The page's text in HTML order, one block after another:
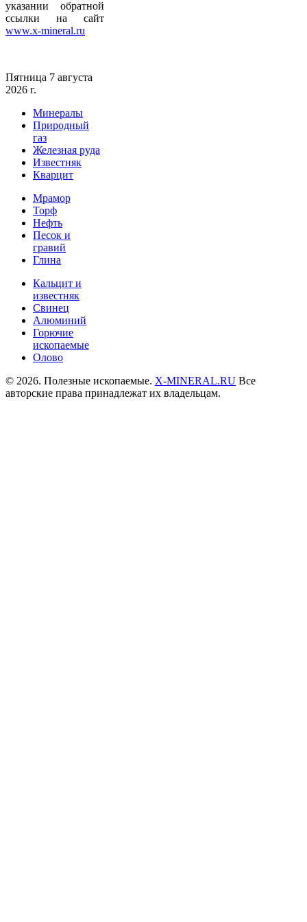
указании обратной
ссылки на сайт
www.x-mineral.ru
Пятница 7 августа
2026 г.
Минералы
Природный
газ
Железная руда
Известняк
Кварцит
Мрамор
Торф
Нефть
Песок и
гравий
Глина
Кальцит и
известняк
Свинец
Алюминий
Горючие
ископаемые
Олово
© 2026. Полезные ископаемые. X-MINERAL.RU Все
авторские права принадлежат их владельцам.